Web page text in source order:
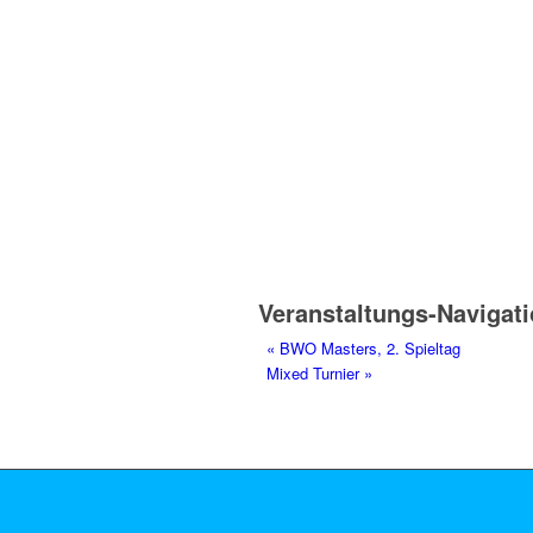
Veranstaltungs-
« BWO Masters, 2. Spieltag
Mixed Turnier »